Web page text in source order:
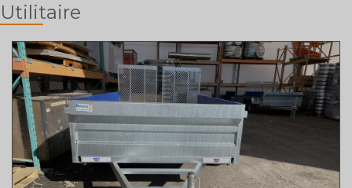
Utilitaire